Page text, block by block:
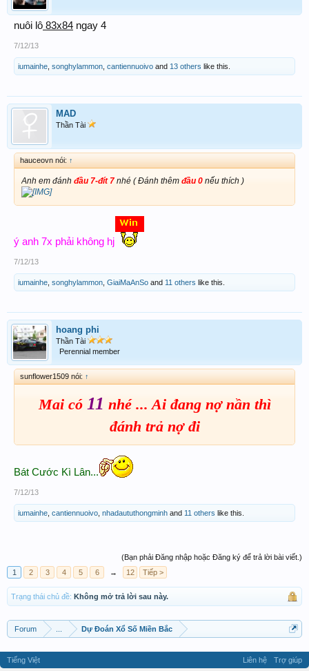
nuôi lô 83x84 ngay 4
7/12/13
iumainhe songhylammon cantiennuoivo and 13 others like this.
MAD
Thần Tài
hauceovn nói: ↑
Anh em đánh đầu 7-đít 7 nhé ( Đánh thêm đầu 0 nếu thích )
ý anh 7x phải không hj
7/12/13
iumainhe songhylammon GiaiMaAnSo and 11 others like this.
hoang phi
Thần Tài
Perennial member
sunflower1509 nói: ↑
Mai có 11 nhé ... Ai đang nợ nần thì
đánh trả nợ đi
Bát Cước Kì Lân...
7/12/13
iumainhe cantiennuoivo nhadaututhongminh and 11 others like this.
(Bạn phải Đăng nhập hoặc Đăng ký để trả lời bài viết.)
1
2 3 4 5 6 → 12 Tiếp >
Trạng thái chủ đề: Không mở trả lời sau này.
Forum Dự Đoán Xổ Số Miền Bắc
Tiếng Việt Liên hệ Trợ giúp